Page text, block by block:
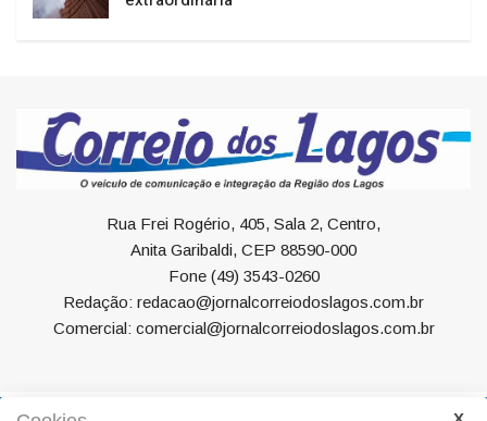
Rua Frei Rogério, 405, Sala 2, Centro,
Anita Garibaldi, CEP 88590-000
Fone (49) 3543-0260
Redação: redacao@jornalcorreiodoslagos.com.br
Comercial: comercial@jornalcorreiodoslagos.com.br